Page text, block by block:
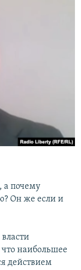
а почему
Он же если и
наибольшее
действием